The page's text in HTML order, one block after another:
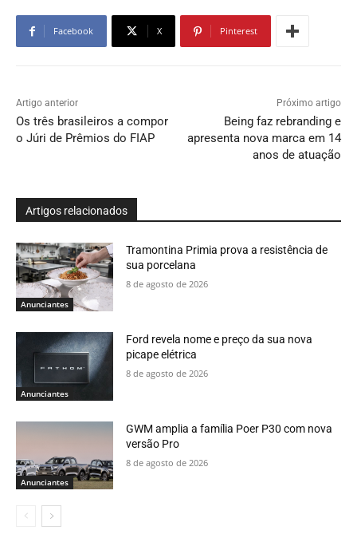
Facebook X Pinterest
Artigo anterior
Os três brasileiros a compor
o Júri de Prêmios do FIAP
Próximo artigo
Being faz rebranding e
apresenta nova marca em 14
anos de atuação
Artigos relacionados
Anunciantes
Tramontina Primia prova a resistência de
sua porcelana
8 de agosto de 2026
Anunciantes
Ford revela nome e preço da sua nova
picape elétrica
8 de agosto de 2026
Anunciantes
GWM amplia a família Poer P30 com nova
versão Pro
8 de agosto de 2026